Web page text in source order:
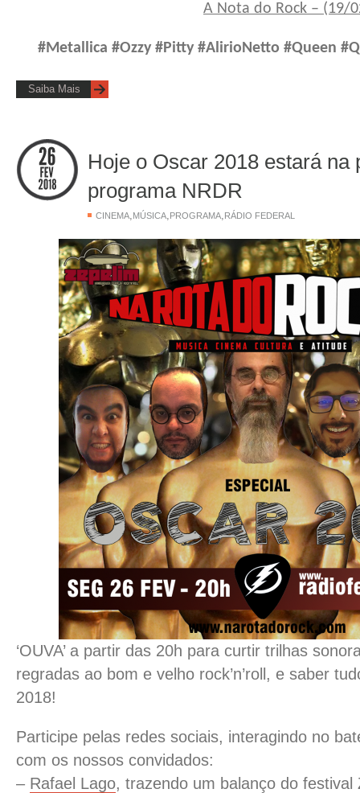
A Nota do Rock – (19/
#Metallica #Ozzy #Pitty #AlirioNetto #Queen
Saiba Mais
Hoje o Oscar 2018 estará na
programa NRDR
CINEMA, MÚSICA, PROGRAMA, RÁDIO FEDERAL
‘OUVA’ a partir das 20h para curtir trilhas
regradas ao bom e velho rock’n’roll, e saber
2018!
Participe pelas redes sociais, interagindo no
com os nossos convidados:
– Rafael Lago, trazendo um balanço do festival